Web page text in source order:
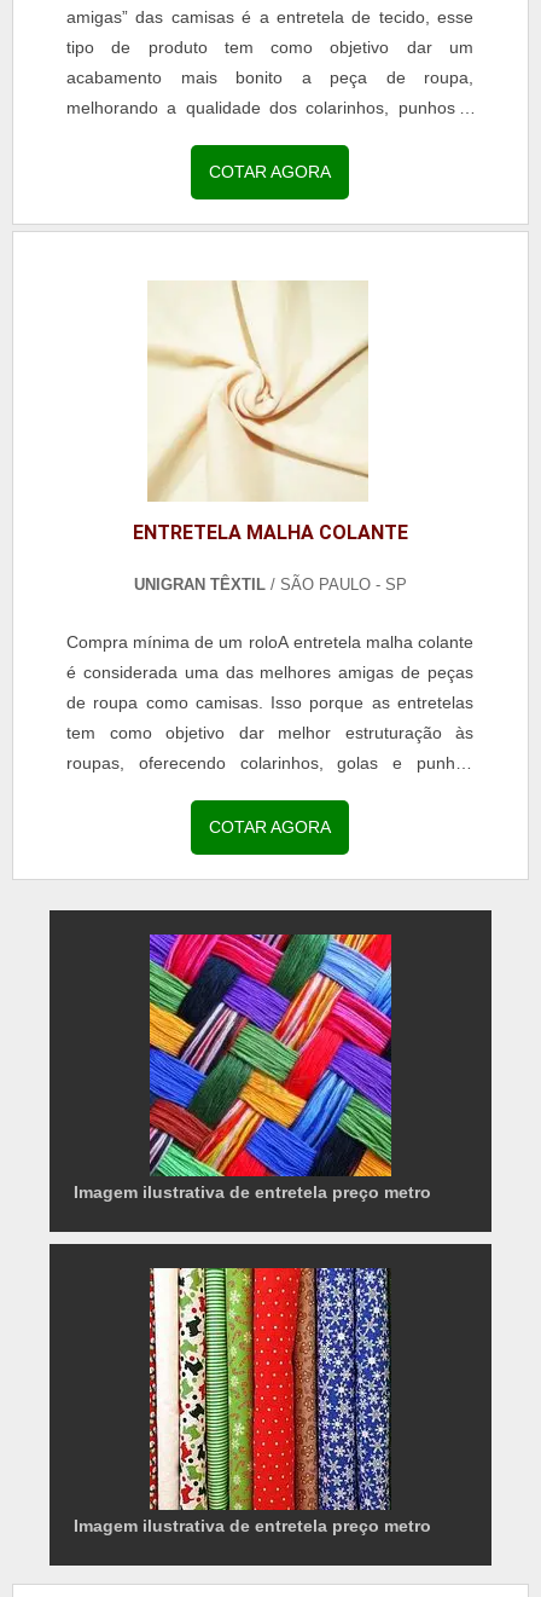
amigas” das camisas é a entretela de tecido, esse
tipo de produto tem como objetivo dar um
acabamento mais bonito a peça de roupa,
melhorando a qualidade dos colarinhos, punhos e
COTAR AGORA
ENTRETELA MALHA COLANTE
UNIGRAN TÊXTIL / SÃO PAULO - SP
Compra mínima de um roloA entretela malha colante
é considerada uma das melhores amigas de peças
de roupa como camisas. Isso porque as entretelas
tem como objetivo dar melhor estruturação às
roupas, oferecendo colarinhos, golas e punhos
COTAR AGORA
Imagem ilustrativa de entretela preço metro
Imagem ilustrativa de entretela preço metro